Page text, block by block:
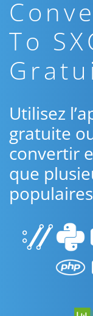
To
Utilisez
gratuite
convertir
que